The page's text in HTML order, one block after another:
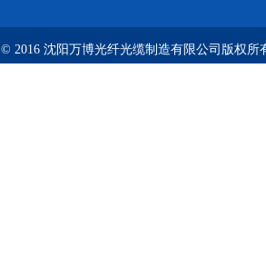
© 2016 沈阳万博光纤光缆制造有限公司版权所